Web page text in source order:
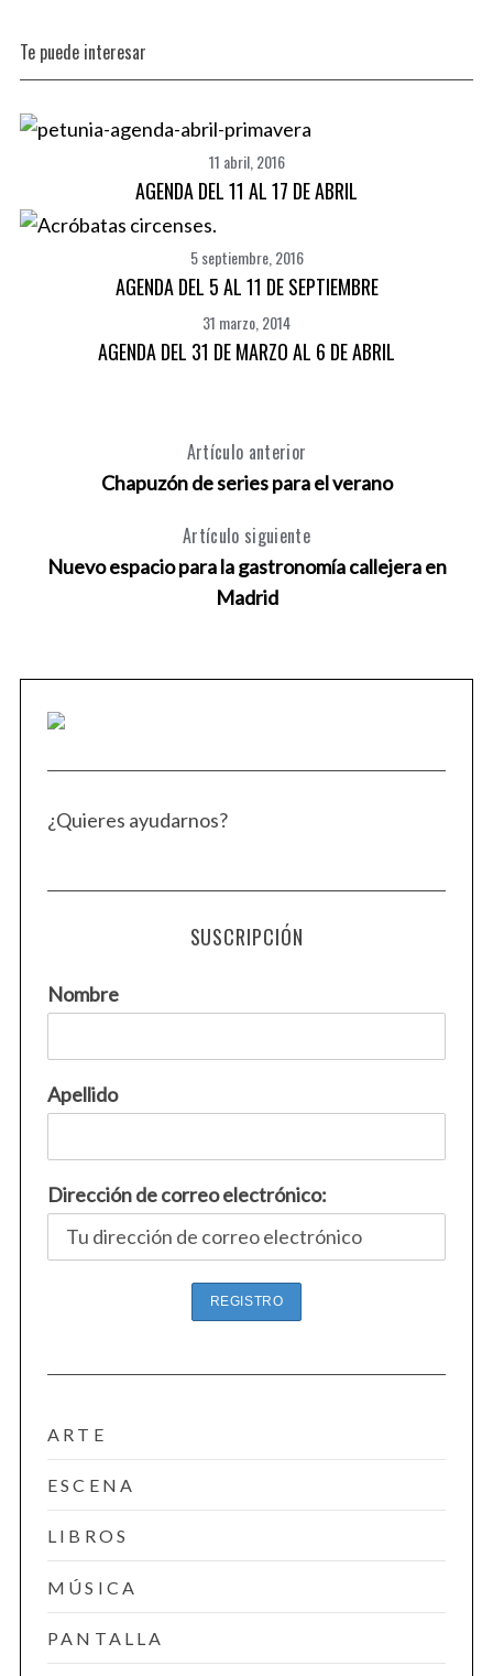
Te puede interesar
11 abril, 2016
AGENDA DEL 11 AL 17 DE ABRIL
5 septiembre, 2016
AGENDA DEL 5 AL 11 DE SEPTIEMBRE
31 marzo, 2014
AGENDA DEL 31 DE MARZO AL 6 DE ABRIL
Artículo anterior
Chapuzón de series para el verano
Artículo siguiente
Nuevo espacio para la gastronomía callejera en
Madrid
¿Quieres ayudarnos?
SUSCRIPCIÓN
Nombre
Apellido
Dirección de correo electrónico:
ARTE
ESCENA
LIBROS
MÚSICA
PANTALLA